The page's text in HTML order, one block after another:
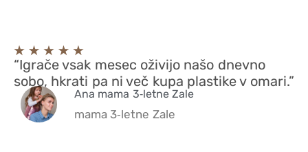
“Igrače vsak mesec oživijo našo dnevno
sobo, hkrati pa ni več kupa plastike v omari.”
Ana mama 3‑letne Zale
mama 3‑letne Zale